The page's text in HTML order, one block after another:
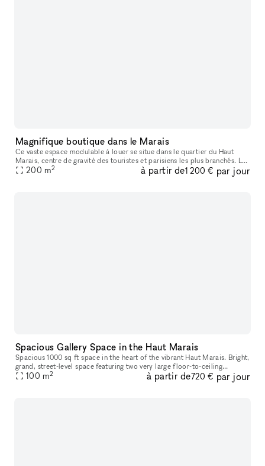
Magnifique boutique dans le Marais
Ce vaste espace modulable à louer se situe dans le quartier du Haut
Marais, centre de gravité des touristes et parisiens les plus branchés. Les
boutiques y sont pointues, les bars et restaurants, con
200 m2 à partir de1 200 € par jour
Spacious Gallery Space in the Haut Marais
Spacious 1000 sq ft space in the heart of the vibrant Haut Marais. Bright,
grand, street-level space featuring two very large floor-to-ceiling
windows that open directly onto the street, offering str
100 m2 à partir de720 € par jour